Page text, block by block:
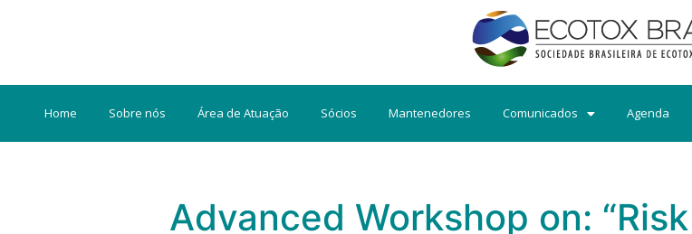
Home Sobre nós Área de Atuação Sócios Mantenedores Comunicados Agenda
Advanced Workshop on: